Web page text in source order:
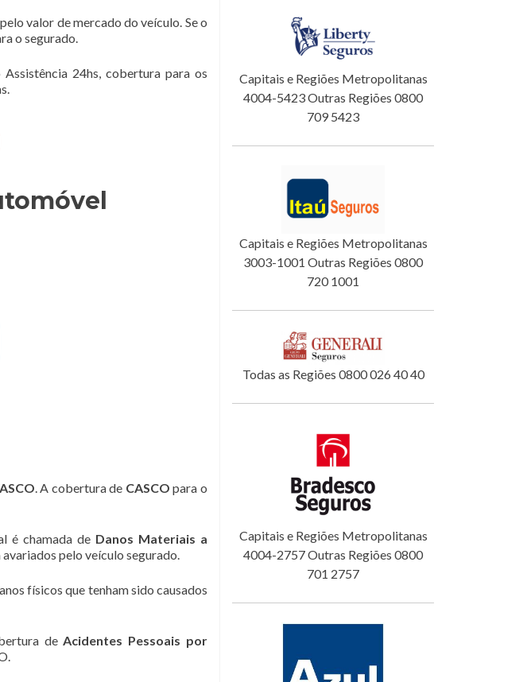
valor de mercado do veículo. Se o
o segurado.
24hs, cobertura para os
. A cobertura de CASCO para o
é chamada de Danos Materiais a
pelo veículo segurado.
físicos que tenham sido causados
de Acidentes Pessoais por
Capitais e Regiões Metropolitanas
4004-5423 Outras Regiões 0800
709 5423
Capitais e Regiões Metropolitanas
3003-1001 Outras Regiões 0800
720 1001
Todas as Regiões 0800 026 40 40
Capitais e Regiões Metropolitanas
4004-2757 Outras Regiões 0800
701 2757